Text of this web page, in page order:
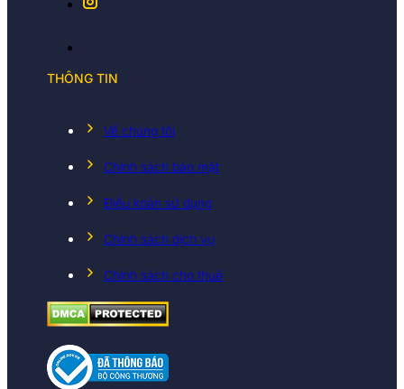
THÔNG TIN
Về chúng tôi
Chính sách bảo mật
Điều koản sử dụng
Chính sách dịch vụ
Chính sách cho thuê